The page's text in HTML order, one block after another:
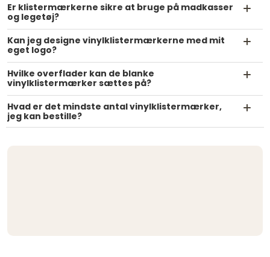
Er klistermærkerne sikre at bruge på madkasser
og legetøj?
Kan jeg designe vinylklistermærkerne med mit
eget logo?
Hvilke overflader kan de blanke
vinylklistermærker sættes på?
Hvad er det mindste antal vinylklistermærker,
jeg kan bestille?